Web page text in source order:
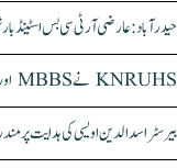
حیدرآباد: عارضی آر ٹی سی بس اسٹینڈ
KNRUHS نے MBBS اور BDS داخلوں کا نوٹیفکیشن جاری کر دیا
بیرسٹر اسدالدین اویسی کی ہدایت پر